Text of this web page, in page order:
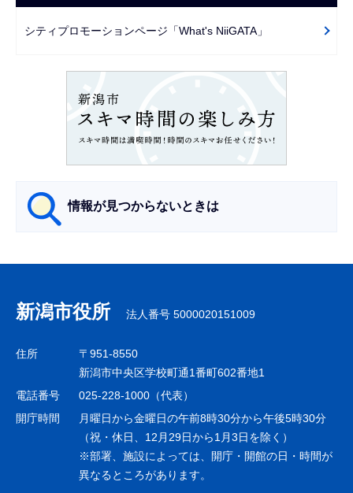
で
ーシティプロモーションページ「What's NiiGATA」
情報が見つからないときは
ナ
ビ
ゲ
シ
ョ
新潟市役所 法人番号 5000020151009
住所
〒951-8550
新潟市中央区学校町通1番町602番地1
電話番号
025-228-1000（代表）
開庁時間
月曜日から金曜日の午前8時30分から午後5時30分
（祝・休日、12月29日から1月3日を除く）
※部署、施設によっては、開庁・開館の日・時間が
異なるところがあります。